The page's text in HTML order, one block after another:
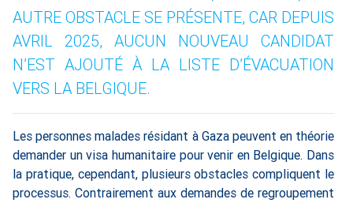
AUTRE OBSTACLE SE PRÉSENTE, CAR DEPUIS
AVRIL 2025, AUCUN NOUVEAU CANDIDAT
N’EST AJOUTÉ À LA LISTE D’ÉVACUATION
VERS LA BELGIQUE.
Les personnes malades résidant à Gaza peuvent en théorie
demander un visa humanitaire pour venir en Belgique. Dans
la pratique, cependant, plusieurs obstacles compliquent le
processus. Contrairement aux demandes de regroupement